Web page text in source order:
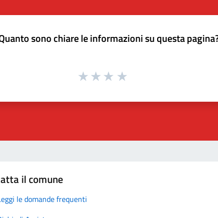
sono chiare le informazioni su questa
il comune
le domande frequenti